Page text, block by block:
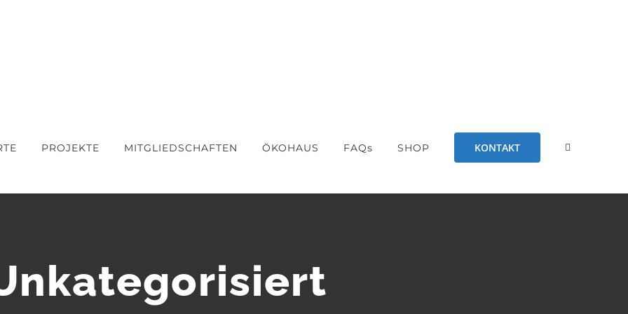
PROJEKTE MITGLIEDSCHAFTEN ÖKOHAUS FAQs SHOP KONTAKT